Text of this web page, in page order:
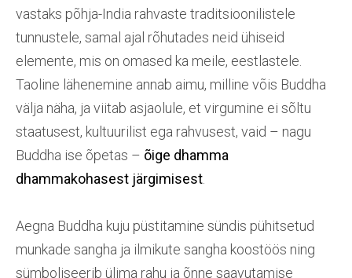
vastaks põhja-India rahvaste traditsioonilistele
tunnustele, samal ajal rõhutades neid ühiseid
elemente, mis on omased ka meile, eestlastele.
Taoline lähenemine annab aimu, milline võis Buddha
välja näha, ja viitab asjaolule, et virgumine ei sõltu
staatusest, kultuurilist ega rahvusest, vaid – nagu
Buddha ise õpetas – õige dhamma
dhammakohasest järgimisest.
Aegna Buddha kuju püstitamine sündis pühitsetud
munkade sangha ja ilmikute sangha koostöös ning
sümboliseerib ülima rahu ja õnne saavutamise